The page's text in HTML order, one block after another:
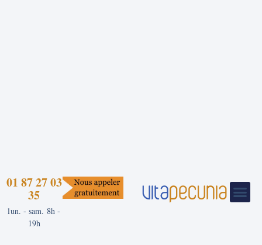
01 87 27 03
35
lun. - sam. 8h -
19h